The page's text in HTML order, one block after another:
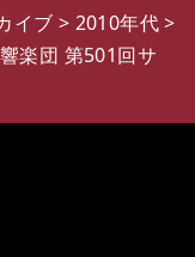
イブ > 2010年代>
楽団 第501回サ